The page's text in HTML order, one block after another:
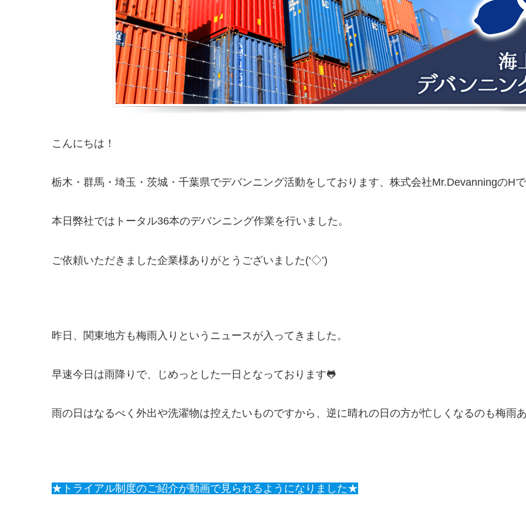
こんにちは！
栃木・群馬・埼玉・茨城・千葉県でデバンニング活動をしております、株式会社Mr.DevanningのH
本日弊社ではトータル36本のデバンニング作業を行いました。
ご依頼いただきました企業様ありがとうございました(‘◇’)ゞ
昨日、関東地方も梅雨入りというニュースが入ってきました。
早速今日は雨降りで、じめっとした一日となっております🐸
雨の日はなるべく外出や洗濯物は控えたいものですから、逆に晴れの日の方が忙しくなるのも梅雨
★トライアル制度のご紹介が動画で見られるようになりました★